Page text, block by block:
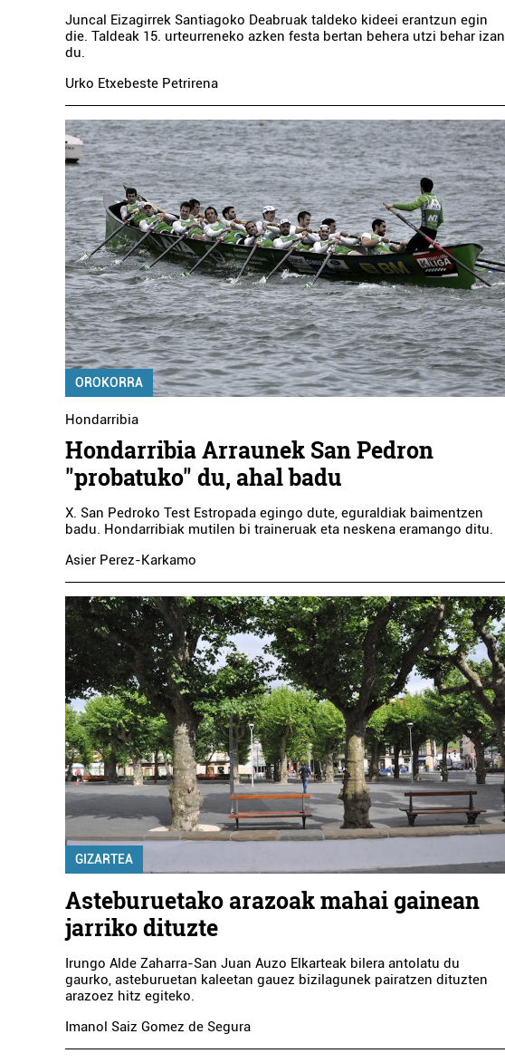
Juncal Eizagirrek Santiagoko Deabruak taldeko kideei erantzun egin
die. Taldeak 15. urteurreneko azken festa bertan behera utzi behar izan
du.
Urko Etxebeste Petrirena
OROKORRA
Hondarribia
Hondarribia Arraunek San Pedron
"probatuko" du, ahal badu
X. San Pedroko Test Estropada egingo dute, eguraldiak baimentzen
badu. Hondarribiak mutilen bi traineruak eta neskena eramango ditu.
Asier Perez-Karkamo
GIZARTEA
Asteburuetako arazoak mahai gainean
jarriko dituzte
Irungo Alde Zaharra-San Juan Auzo Elkarteak bilera antolatu du
gaurko, asteburuetan kaleetan gauez bizilagunek pairatzen dituzten
arazoez hitz egiteko.
Imanol Saiz Gomez de Segura